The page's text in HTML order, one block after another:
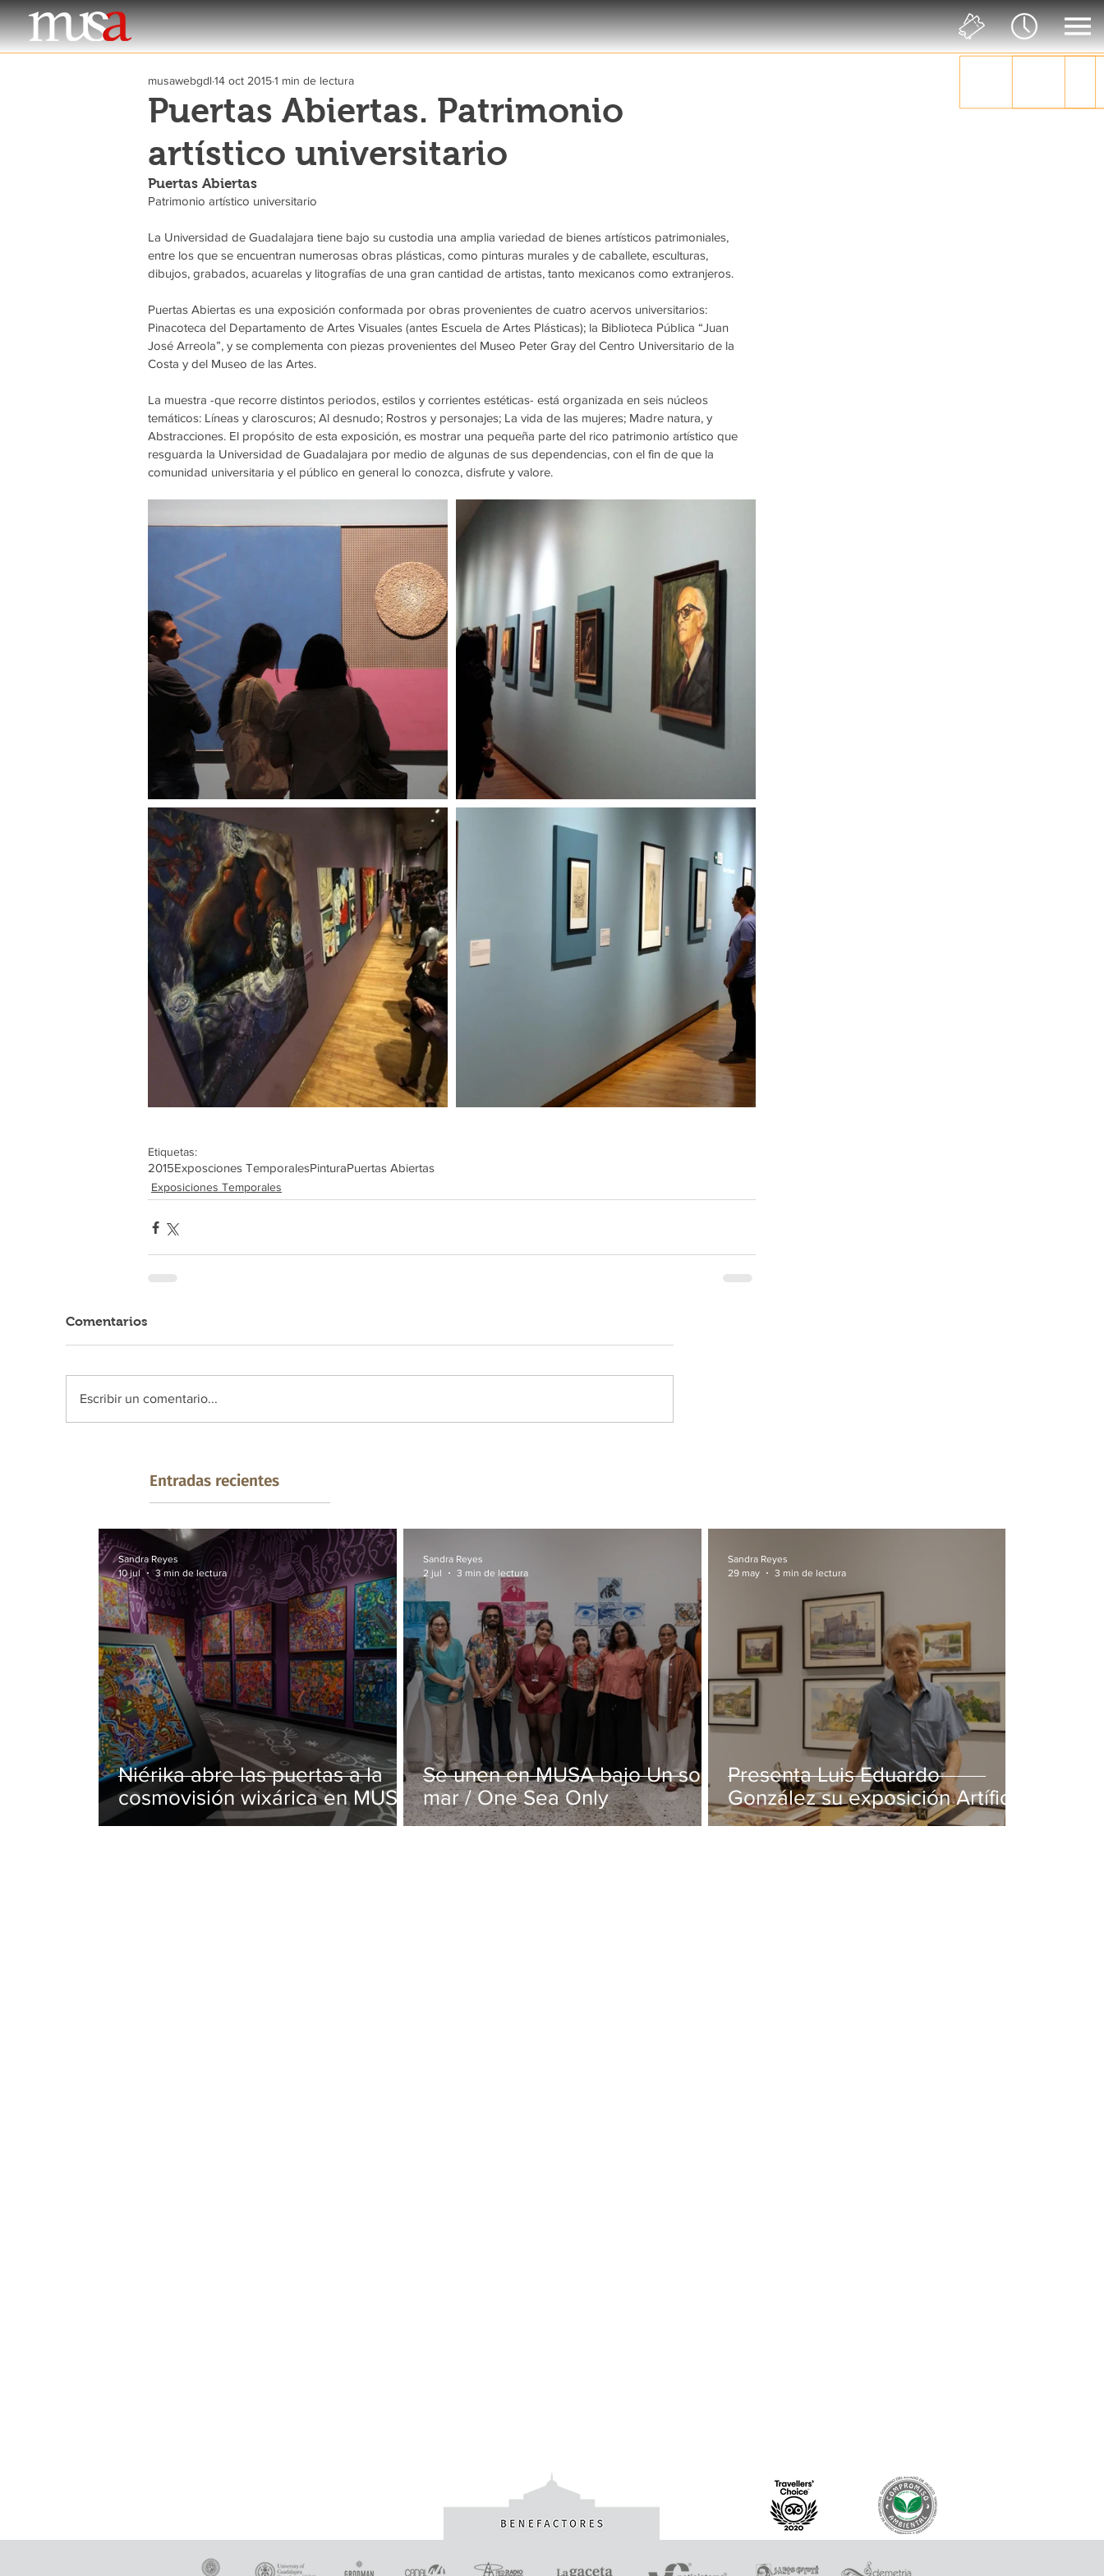
Puertas Abiertas. Patrimonio
artístico universitario
musawebgdl 14 oct 20151 min de lectura
Puertas Abiertas
Patrimonio artístico universitario
La Universidad de Guadalajara tiene bajo su custodia una amplia variedad de bienes artísticos patrimoniales,
entre los que se encuentran numerosas obras plásticas, como pinturas murales y de caballete, esculturas,
dibujos, grabados, acuarelas y litografías de una gran cantidad de artistas, tanto mexicanos como extranjeros.
Puertas Abiertas es una exposición conformada por obras provenientes de cuatro acervos universitarios:
Pinacoteca del Departamento de Artes Visuales (antes Escuela de Artes Plásticas); la Biblioteca Pública “Juan
José Arreola”, y se complementa con piezas provenientes del Museo Peter Gray del Centro Universitario de la
Costa y del Museo de las Artes.
La muestra -que recorre distintos periodos, estilos y corrientes estéticas- está organizada en seis núcleos
temáticos: Líneas y claroscuros; Al desnudo; Rostros y personajes; La vida de las mujeres; Madre natura, y
Abstracciones. El propósito de esta exposición, es mostrar una pequeña parte del rico patrimonio artístico que
resguarda la Universidad de Guadalajara por medio de algunas de sus dependencias, con el fin de que la
comunidad universitaria y el público en general lo conozca, disfrute y valore.
Etiquetas:
2015Exposciones TemporalesPinturaPuertas Abiertas
Exposiciones Temporales
Comentarios
Escribir un comentario...
Entradas recientes
Niérika abre las puertas a la
cosmovisión wixárica en MUSA
Sandra Reyes
10 jul
3 min de lectura
Se unen en MUSA bajo Un solo
mar / One Sea Only
Sandra Reyes
2 jul
3 min de lectura
Presenta Luis Eduardo
González su exposición Artífice
de la luz en MUSA
Sandra Reyes
29 may
3 min de lectura